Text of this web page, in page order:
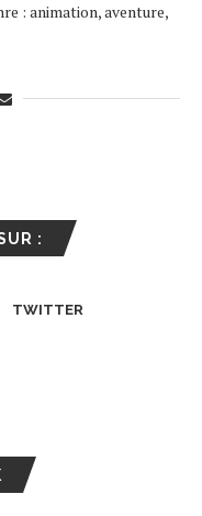
: animation, aventure,
:
TWITTER